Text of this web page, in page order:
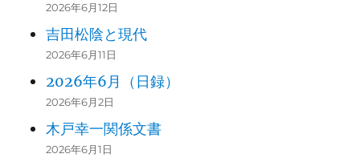
2026年6月12日
吉田松陰と現代
2026年6月11日
2026年6月（日録）
2026年6月2日
木戸幸一関係文書
2026年6月1日